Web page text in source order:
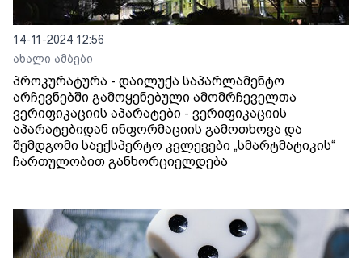
14-11-2024 12:56
ახალი ამბები
პროკურატურა - დაილუქა საპარლამენტო
არჩევნებში გამოყენებული ამომრჩეველთა
ვერიფიკაციის აპარატები - ვერიფიკაციის
აპარატებიდან ინფორმაციის გამოთხოვა და
შემდგომი საექსპერტო კვლევები „სმარტმატიკის“
ჩართულობით განხორციელდება